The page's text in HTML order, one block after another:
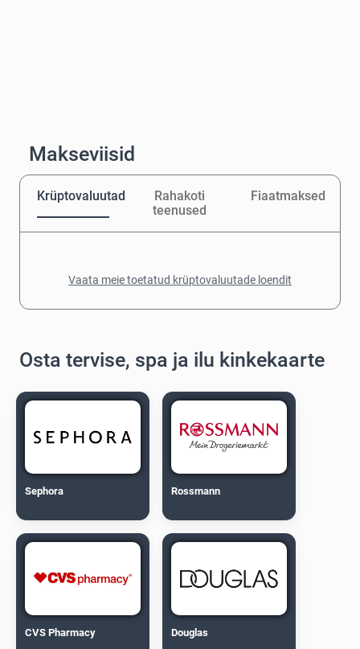
Makseviisid
Krüptovaluutad
Rahakoti
teenused
Fiaatmaksed
Vaata meie toetatud krüptovaluutade loendit
Osta tervise, spa ja ilu kinkekaarte
Sephora Rossmann
CVS Pharmacy Douglas